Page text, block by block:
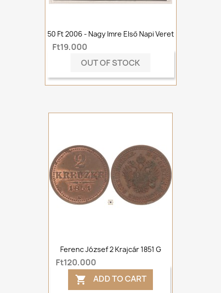
50 Ft 2006 - Nagy Imre Első Napi Veret
Ft19,000
OUT OF STOCK
Ferenc József 2 Krajcár 1851 G
Ft120,000
 ADD TO CART